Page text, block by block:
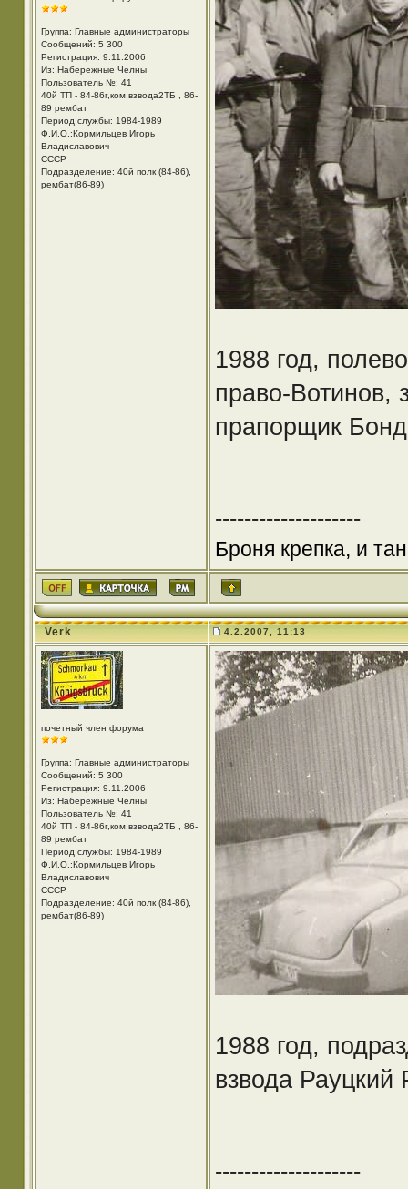
Группа: Главные администраторы
Сообщений: 5 300
Регистрация: 9.11.2006
Из: Набережные Челны
Пользователь №: 41
40й ТП - 84-86г,ком,взвода2ТБ , 86-
89 рембат
Период службы: 1984-1989
Ф.И.О.:Кормильцев Игорь
Владиславович
СССР
Подразделение: 40й полк (84-86),
рембат(86-89)
1988 год,
право-Вотинов,
прапорщик
--------------------
Броня крепка, и
Verk 4.2.2007, 11:13
почетный член форума
Группа: Главные администраторы
Сообщений: 5 300
Регистрация: 9.11.2006
Из: Набережные Челны
Пользователь №: 41
40й ТП - 84-86г,ком,взвода2ТБ , 86-
89 рембат
Период службы: 1984-1989
Ф.И.О.:Кормильцев Игорь
Владиславович
СССР
Подразделение: 40й полк (84-86),
рембат(86-89)
1988 год,
взвода
--------------------